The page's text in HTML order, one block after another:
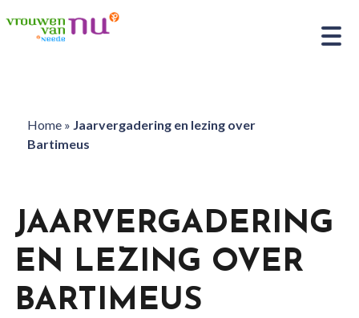
Home» Jaarvergadering en lezing over
Bartimeus
JAARVERGADERING
EN LEZING OVER
BARTIMEUS